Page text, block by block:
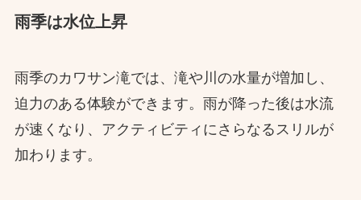
雨季は水位上昇
雨季のカワサン滝では、滝や川の水量が増加し、
迫力のある体験ができます。雨が降った後は水流
が速くなり、アクティビティにさらなるスリルが
加わります。